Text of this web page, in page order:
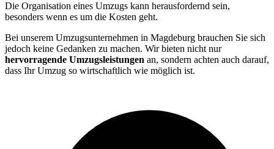
Die Organisation eines Umzugs kann herausfordernd sein,
besonders wenn es um die Kosten geht.
Bei unserem Umzugsunternehmen in Magdeburg brauchen Sie sich
jedoch keine Gedanken zu machen. Wir bieten nicht nur
hervorragende Umzugsleistungen an, sondern achten auch darauf,
dass Ihr Umzug so wirtschaftlich wie möglich ist.